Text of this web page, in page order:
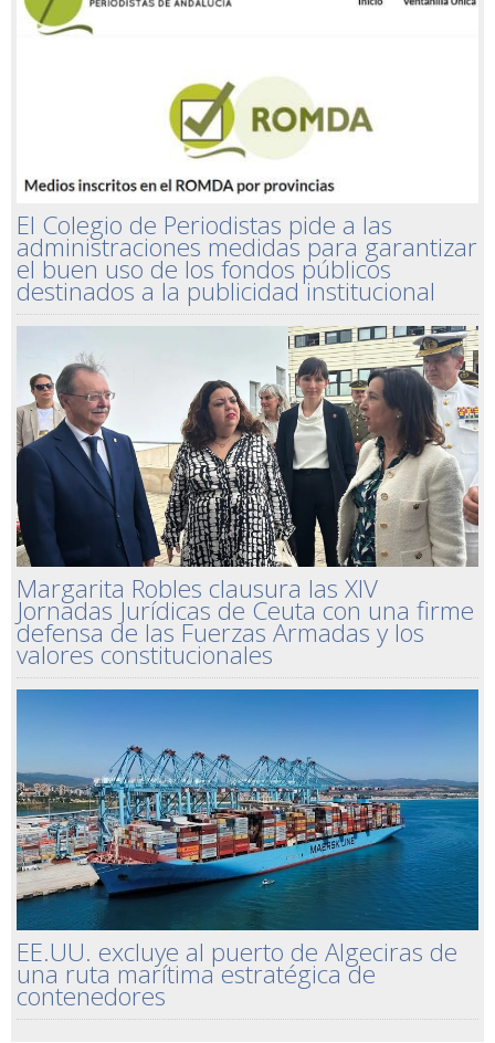
El Colegio de Periodistas pide a las
administraciones medidas para garantizar
el buen uso de los fondos públicos
destinados a la publicidad institucional
Margarita Robles clausura las XIV
Jornadas Jurídicas de Ceuta con una firme
defensa de las Fuerzas Armadas y los
valores constitucionales
EE.UU. excluye al puerto de Algeciras de
una ruta marítima estratégica de
contenedores